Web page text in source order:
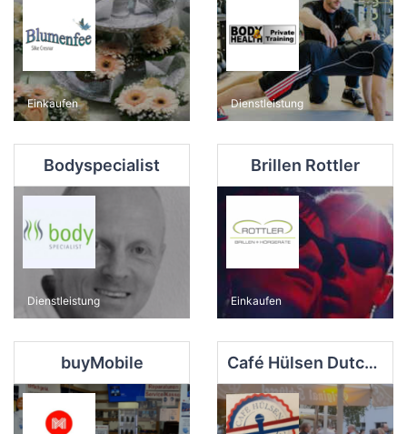
Einkaufen Dienstleistung
Bodyspecialist
Dienstleistung
Brillen Rottler
Einkaufen
buyMobile Café Hülsen Dutch Soul